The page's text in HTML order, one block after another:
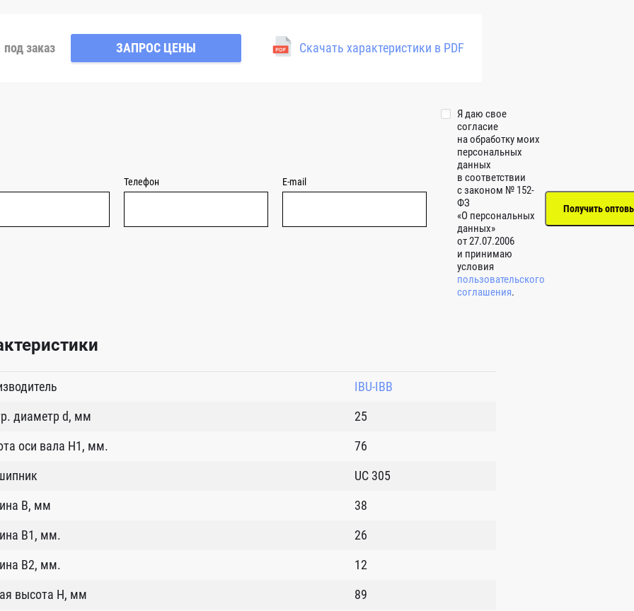
под заказ ЗАПРОС ЦЕНЫ Скачать характеристики в PDF
Телефон E-mail
Я даю свое
согласие
на обработку моих
персональных
данных
в соответствии
с законом № 152-
ФЗ
«О персональных
данных»
от 27.07.2006
и принимаю
условия
пользовательского
соглашения.
IBU-IBB
диаметр d, мм
25
оси вала H1, мм.
76
UC 305
B, мм
38
B1, мм.
26
B2, мм.
12
высота H, мм
89